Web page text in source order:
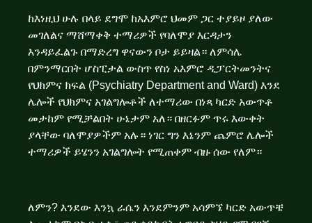
ከእነዚህ ሁሉ በላይ ደግሞ ከአእምሮ ህመም ጋር ተያይዞ ያለው
መገለልና ማሸማቀቅ ተማሪዎች የባለሞያ እርዳታን
እንዳይፈልጉ በማድረግ ዋናውን ቦታ ይይዛል። ለምሳሌ
በምንማርበት ሆስፒታል ውስጥ የስነ አእምሮ ዲፓርትመንትና
የህክምና ክፍል (Psychiatry Department and Ward) እንደ
ሌሎች የህክምና አገልግሎቶች ለተማሪው በነጻ ካርድ አውጥቶ
መታከም የሚቻልበት ሁኔታም አለ። በዘርፉም ጥሩ እውቀት
ያላቸው ባለሞያዎችም አሉ። ነገር ግን እኔንም ጨምሮ ሌሎች
ተማሪዎች ይሄንን አገልግሎት የሚጠቀም ብዙ ሰው የለም።
ለምን? እንደው እንኳ ራሴን እንደምንም አሳምኜ ካርድ አውጥቼ